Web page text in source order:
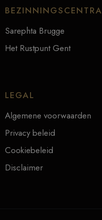
BEZINNINGSCENTRA
Sarephta Brugge
Het Rustpunt Gent
LEGAL
Algemene voorwaarden
Privacy beleid
Cookiebeleid
Disclaimer